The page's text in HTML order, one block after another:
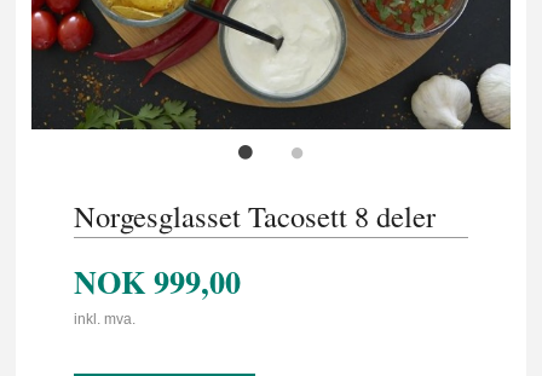
Norgesglasset Tacosett 8 deler
NOK999,00
inkl. mva.